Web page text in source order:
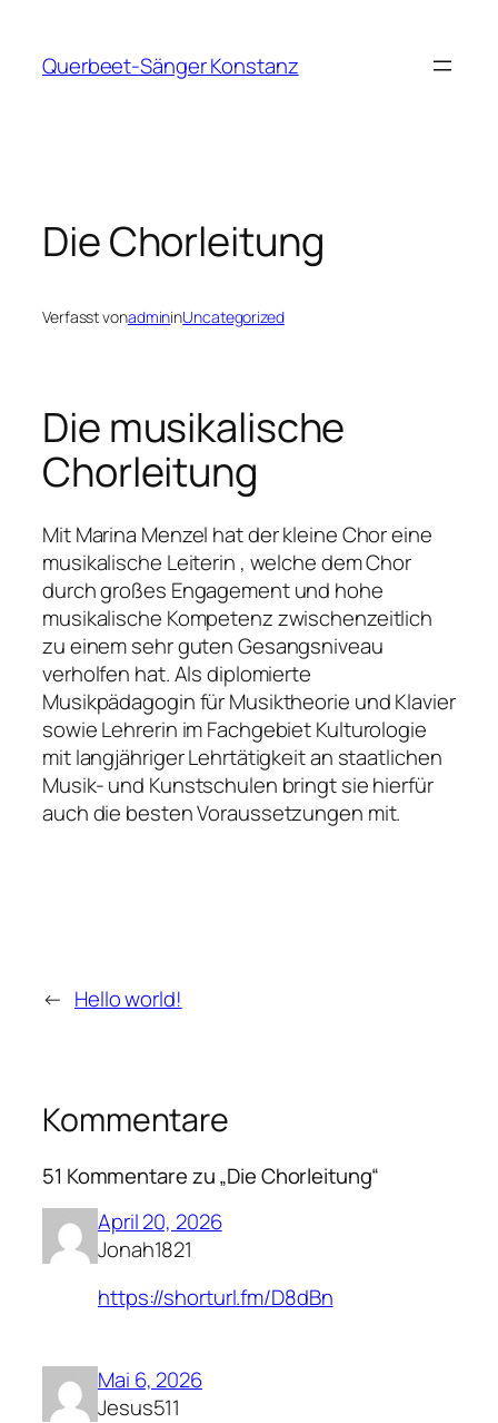
springen
Querbeet-Sänger Konstanz
Die Chorleitung
Verfasst vonadmininUncategorized
Die musikalische
Chorleitung
Mit Marina Menzel hat der kleine Chor eine
musikalische Leiterin , welche dem Chor
durch großes Engagement und hohe
musikalische Kompetenz zwischenzeitlich
zu einem sehr guten Gesangsniveau
verholfen hat. Als diplomierte
Musikpädagogin für Musiktheorie und Klavier
sowie Lehrerin im Fachgebiet Kulturologie
mit langjähriger Lehrtätigkeit an staatlichen
Musik- und Kunstschulen bringt sie hierfür
auch die besten Voraussetzungen mit.
← Hello world!
Kommentare
51 Kommentare zu „Die Chorleitung“
April 20, 2026
Jonah1821
https://shorturl.fm/D8dBn
Mai 6, 2026
Jesus511